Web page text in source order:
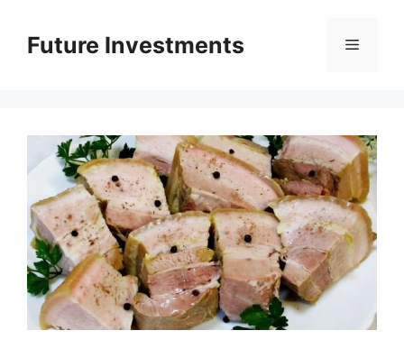
вмістуFuture Investments Меню